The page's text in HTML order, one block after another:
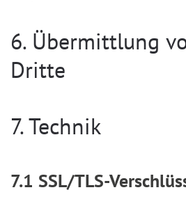
6. Übermittlung
Dritte
7. Technik
7.1 SSL/TLS-